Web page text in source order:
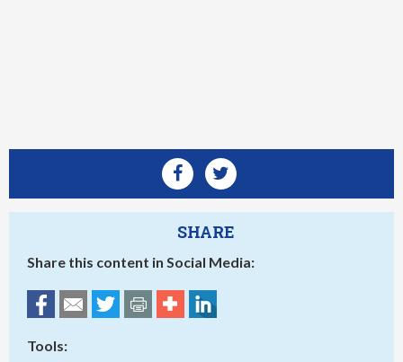
SHARE
Share this content in Social Media:
Tools: